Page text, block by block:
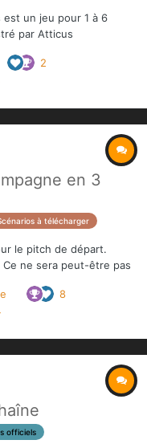
un jeu pour 1 à 6
par Atticus
Chaque race
d'unités d...
2
en 3
à télécharger
le pitch de départ.
ne sera peut-être pas
Pêle-mêle:
8
officiels